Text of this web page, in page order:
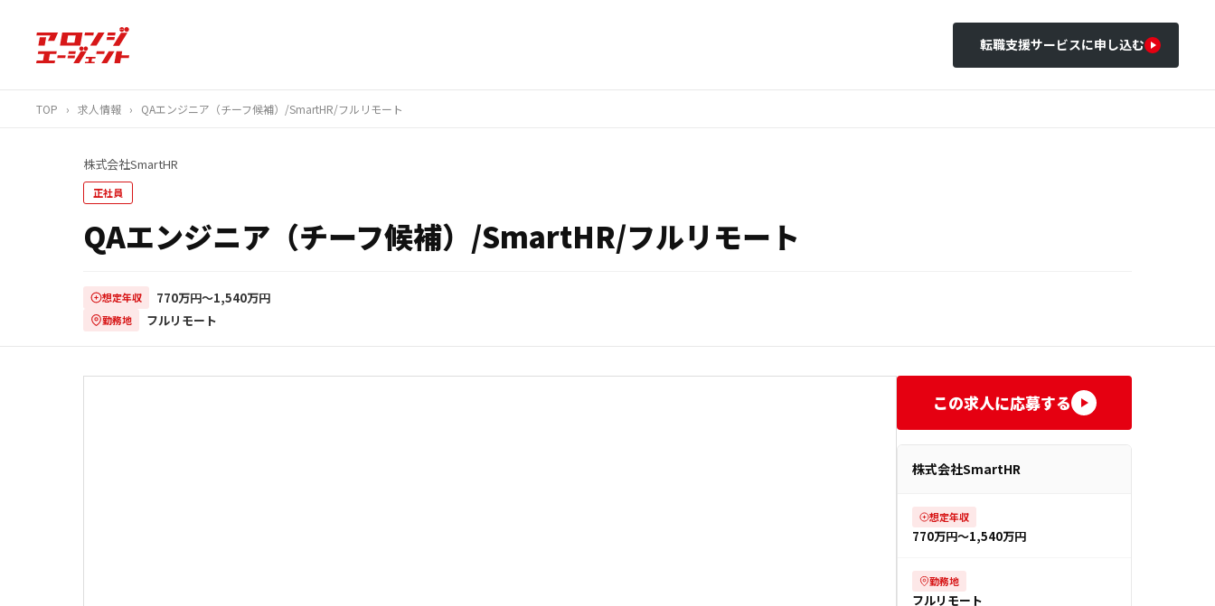
転職支援サービスに申し込む
TOP › 求人情報 › QAエンジニア（チーフ候補）/SmartHR/フルリモート
株式会社SmartHR
正社員
QAエンジニア（チーフ候補）/SmartHR/フルリモート
想定年収 770万円〜1,540万円
勤務地 フルリモート
この求人に応募する
株式会社SmartHR
想定年収
770万円〜1,540万円
勤務地
フルリモート